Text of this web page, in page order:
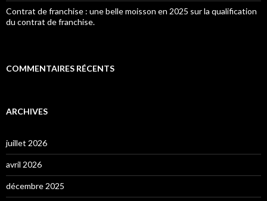
Contrat de franchise : une belle moisson en 2025 sur la qualification
du contrat de franchise.
COMMENTAIRES RÉCENTS
ARCHIVES
juillet 2026
avril 2026
décembre 2025